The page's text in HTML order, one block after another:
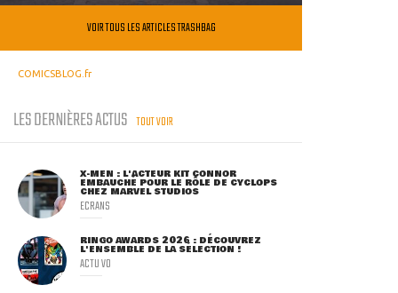
VOIR TOUS LES ARTICLES TRASHBAG
COMICSBLOG.fr
LES DERNIÈRES ACTUS TOUT VOIR
X-MEN : L'ACTEUR KIT CONNOR
EMBAUCHÉ POUR LE RÔLE DE CYCLOPS
CHEZ MARVEL STUDIOS
ECRANS
RINGO AWARDS 2026 : DÉCOUVREZ
L'ENSEMBLE DE LA SÉLECTION !
ACTU VO